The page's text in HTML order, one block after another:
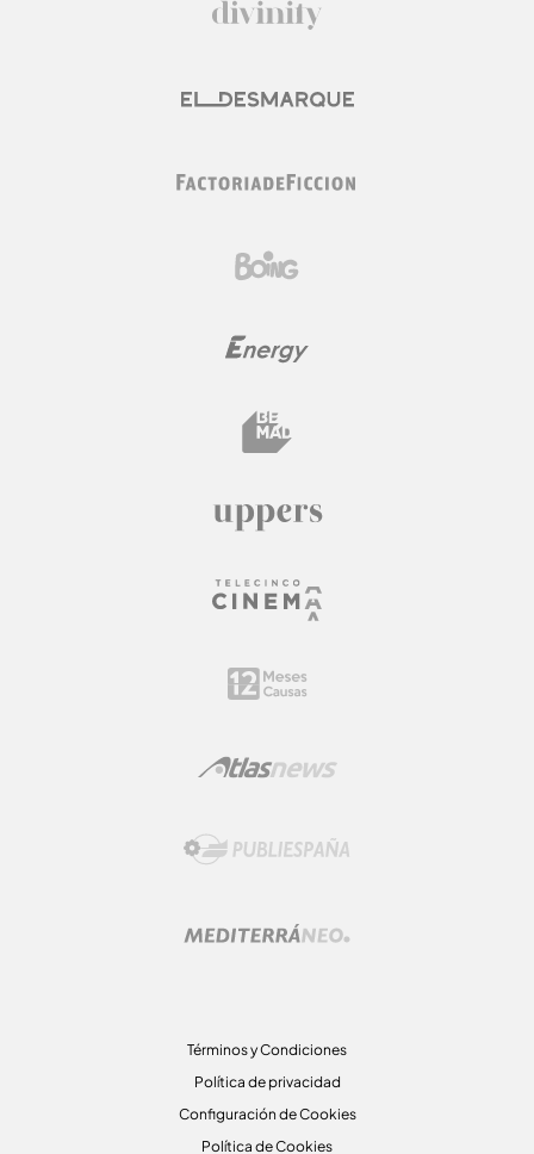
Términos y Condiciones
Política de privacidad
Configuración de Cookies
Política de Cookies